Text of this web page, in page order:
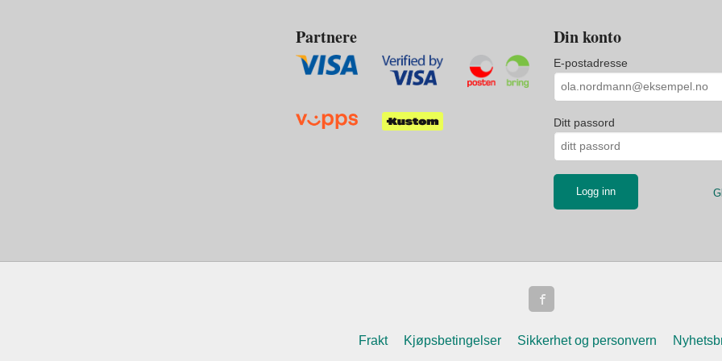
Partnere Din konto
E-postadresse
Ditt passord
Frakt Kjøpsbetingelser Sikkerhet og personvern